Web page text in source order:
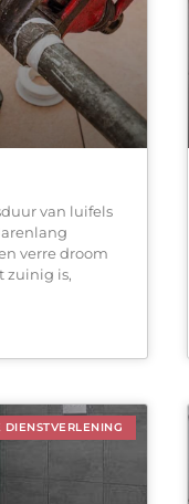
van luifels
verre droom
zuinig is,
DIENSTVERLENING